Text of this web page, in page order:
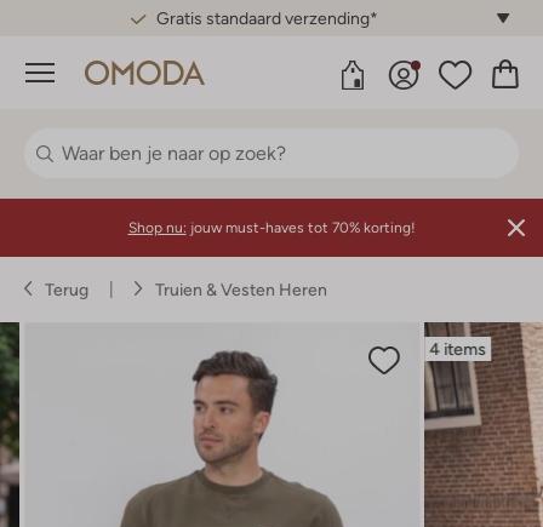
Gratis standaard verzending*
Menu
Shop nu: jouw must-haves tot 70% korting!
Terug Truien & Vesten Heren
4 items